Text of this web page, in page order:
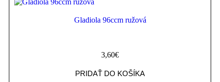
Gladiola 96ccm ružová
3,60€
PRIDAŤ DO KOŠÍKA